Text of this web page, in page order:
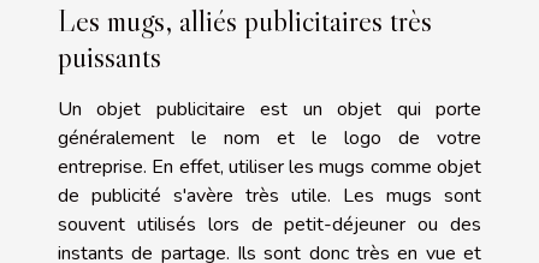
Les mugs, alliés publicitaires très
puissants
Un objet publicitaire est un objet qui porte
généralement le nom et le logo de votre
entreprise. En effet, utiliser les mugs comme objet
de publicité s'avère très utile. Les mugs sont
souvent utilisés lors de petit-déjeuner ou des
instants de partage. Ils sont donc très en vue et